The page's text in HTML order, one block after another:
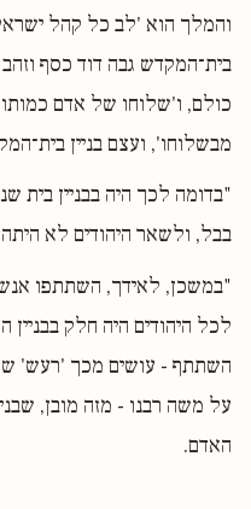
והמלך הוא 'לב כל קהל
בית־המקדש גבה דוד כסף
כולם, ו'שלוחו של אדם
מבשלוחו', ועצם בניין
"בדומה לכך היה בבניין בית
בבל, ולשאר היהודים לא היתה
"במשכן, לאידך, השתתפו
לכל היהודים היה חלק
השתתף - עושים מכך 'רעש'
על משה רבנו - מזה מובן,
האדם.